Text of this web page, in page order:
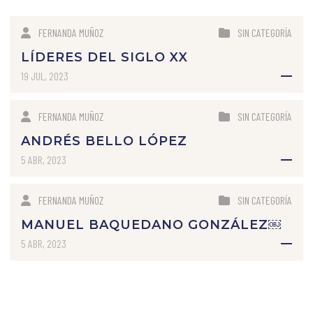
FERNANDA MUÑOZ SIN CATEGORÍA
LÍDERES DEL SIGLO XX
19 JUL, 2023
FERNANDA MUÑOZ SIN CATEGORÍA
ANDRÉS BELLO LÓPEZ
5 ABR, 2023
FERNANDA MUÑOZ SIN CATEGORÍA
MANUEL BAQUEDANO GONZÁLEZ￼
5 ABR, 2023